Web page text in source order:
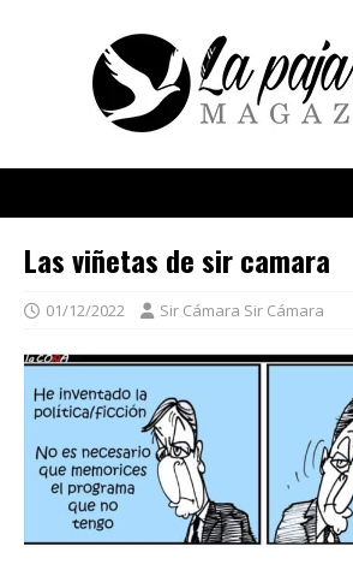
Las viñetas de sir camara
01/12/2022 Sir Cámara Sir Cámara